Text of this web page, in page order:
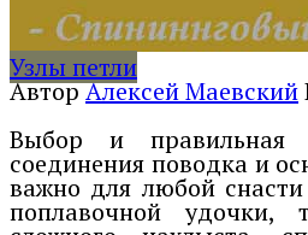
Узлы петли
АвторАлексей Маевский
Выбор и правильная
соединения поводка и
важно для любой
поплавочной